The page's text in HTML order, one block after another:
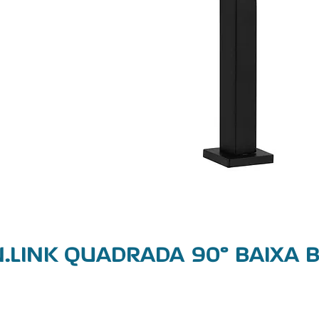
QUADRADA 90° BAIXA